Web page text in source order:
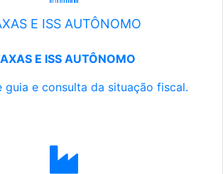
E ISS AUTÔNOMO
E ISS AUTÔNOMO
guia e consulta da situação fiscal.